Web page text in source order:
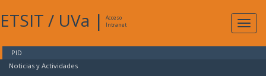
ETSIT / UVa |
Acceso
Intranet
PID
Noticias y Actividades